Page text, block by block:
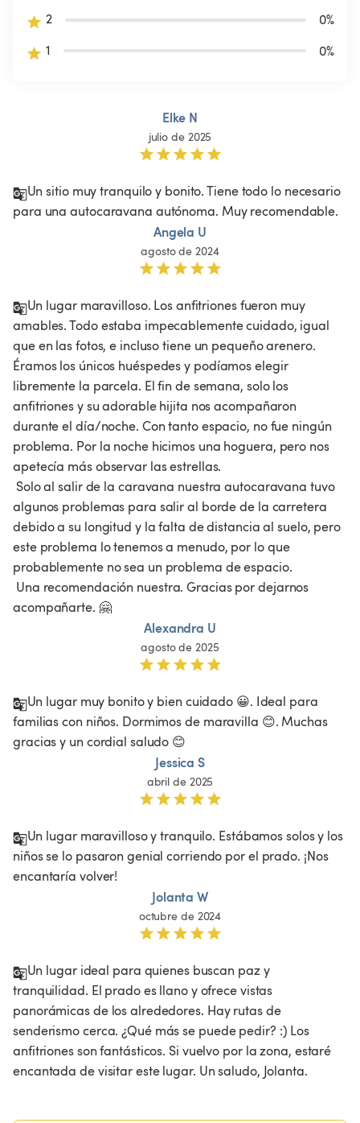
2 0%
1
0%
Elke N
julio de 2025
Un sitio muy tranquilo y bonito. Tiene todo lo necesario
para una autocaravana autónoma. Muy recomendable.
Angela U
agosto de 2024
Un lugar maravilloso. Los anfitriones fueron muy
amables. Todo estaba impecablemente cuidado, igual
que en las fotos, e incluso tiene un pequeño arenero.
Éramos los únicos huéspedes y podíamos elegir
libremente la parcela. El fin de semana, solo los
anfitriones y su adorable hijita nos acompañaron
durante el día/noche. Con tanto espacio, no fue ningún
problema. Por la noche hicimos una hoguera, pero nos
apetecía más observar las estrellas.
algunos problemas para salir al borde de la carretera
debido a su longitud y la falta de distancia al suelo, pero
este problema lo tenemos a menudo, por lo que
probablemente no sea un problema de espacio.
acompañarte. 🤗
Alexandra U
agosto de 2025
Un lugar muy bonito y bien cuidado 😀. Ideal para
familias con niños. Dormimos de maravilla 😊. Muchas
gracias y un cordial saludo 😊
Jessica S
abril de 2025
Un lugar maravilloso y tranquilo. Estábamos solos y los
niños se lo pasaron genial corriendo por el prado. ¡Nos
encantaría volver!
Jolanta W
octubre de 2024
Un lugar ideal para quienes buscan paz y
tranquilidad. El prado es llano y ofrece vistas
panorámicas de los alrededores. Hay rutas de
senderismo cerca. ¿Qué más se puede pedir? :) Los
anfitriones son fantásticos. Si vuelvo por la zona, estaré
encantada de visitar este lugar. Un saludo, Jolanta.